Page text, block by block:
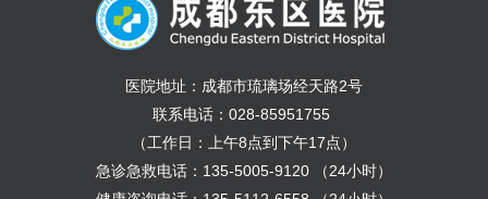
医院地址：成都市琉璃场经天路2号
联系电话：028-85951755
（工作日：上午8点到下午17点）
急诊急救电话：135-5005-9120 （24小时）